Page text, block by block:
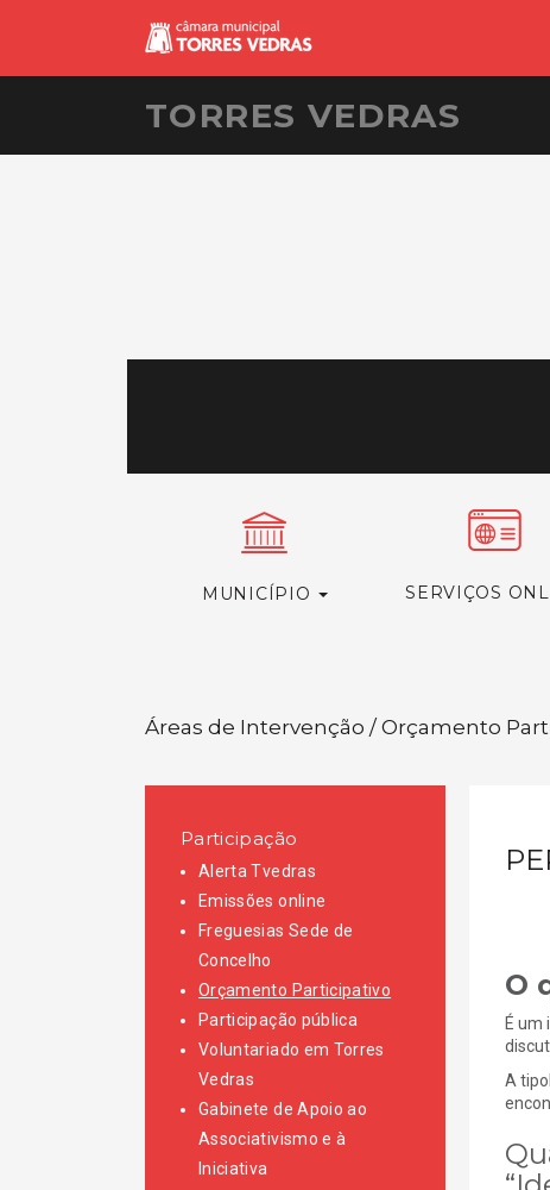
TORRES VEDRAS
MUNICÍPIO SERVIÇOS
Áreas de Intervenção / Orçamento
Participação
Alerta Tvedras
Emissões online
Freguesias Sede de
Concelho
Orçamento Participativo
Participação pública
Voluntariado em Torres
Vedras
Gabinete de Apoio ao
Associativismo e à
Iniciativa
O
É um
A